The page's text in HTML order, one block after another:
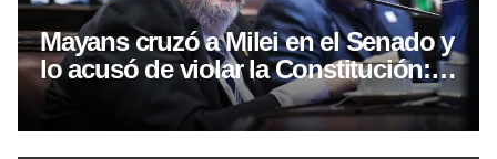
Mayans cruzó a Milei en el Senado y
lo acusó de violar la Constitución:
“Es pasible de juicio político”